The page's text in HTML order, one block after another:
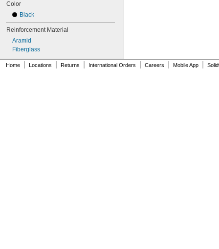
96XL037
100MXL012
100XL025
100XL031
100XL037
100XL050
Color
Black
Reinforcement Material
Aramid
Fiberglass
Home Locations Returns International Orders Careers Mobile App